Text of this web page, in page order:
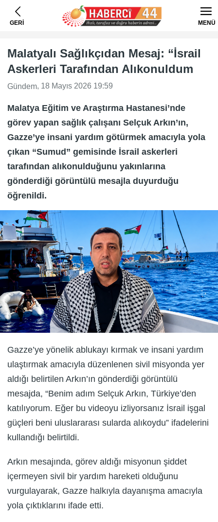
GERİ MENÜ
Malatyalı Sağlıkçıdan Mesaj: “İsrail
Askerleri Tarafından Alıkonuldum
Gündem, 18 Mayıs 2026 19:59
Malatya Eğitim ve Araştırma Hastanesi’nde
görev yapan sağlık çalışanı Selçuk Arkın’ın,
Gazze’ye insani yardım götürmek amacıyla yola
çıkan “Sumud” gemisinde İsrail askerleri
tarafından alıkonulduğunu yakınlarına
gönderdiği görüntülü mesajla duyurduğu
öğrenildi.
Gazze’ye yönelik ablukayı kırmak ve insani yardım
ulaştırmak amacıyla düzenlenen sivil misyonda yer
aldığı belirtilen Arkın’ın gönderdiği görüntülü
mesajda, “Benim adım Selçuk Arkın, Türkiye’den
katılıyorum. Eğer bu videoyu izliyorsanız İsrail işgal
güçleri beni uluslararası sularda alıkoydu” ifadelerini
kullandığı belirtildi.
Arkın mesajında, görev aldığı misyonun şiddet
içermeyen sivil bir yardım hareketi olduğunu
vurgulayarak, Gazze halkıyla dayanışma amacıyla
yola çıktıklarını ifade etti.